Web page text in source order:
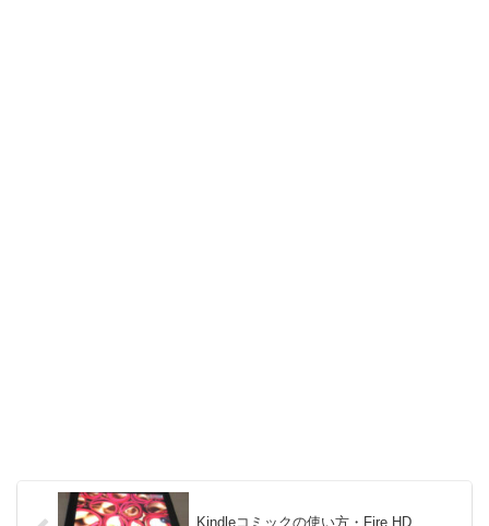
Kindleコミックの使い方・Fire HD